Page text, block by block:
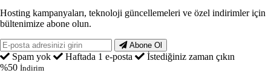
Hosting kampanyaları, teknoloji güncellemeleri ve özel indirimler için
bültenimize abone olun.
Abone Ol
Spam yok Haftada 1 e-posta
İstediğiniz zaman çıkın
%50 İndirim